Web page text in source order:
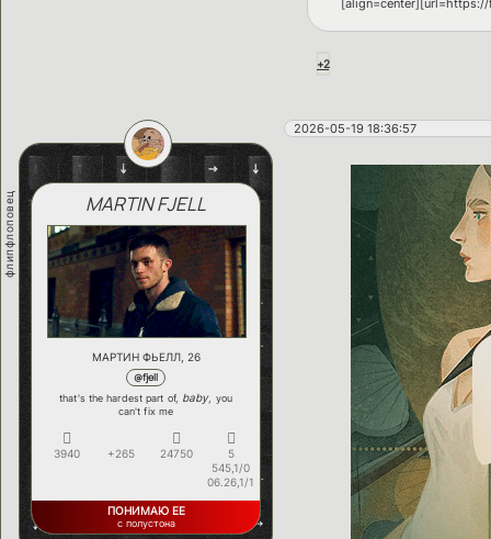
+2
2026-05-19 18:36:57
флипфлоповец MARTIN FJELL
МАРТИН ФЬЕЛЛ, 26
@fjell
that's the hardest part of, baby, you
can't fix me
3940 +265 24750
5
545,1/0
06.26,1/1
ПОНИМАЮ ЕЕ
с полустона